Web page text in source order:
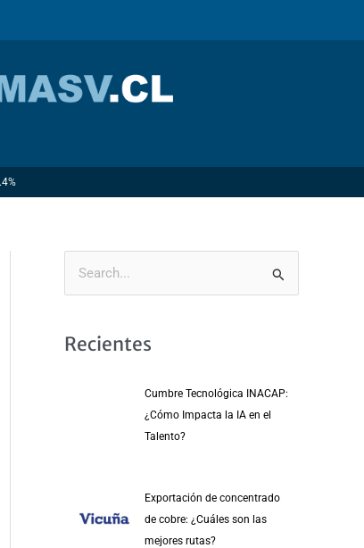
Recientes
Cumbre Tecnológica INACAP:
¿Cómo Impacta la IA en el
Talento?
Exportación de concentrado
de cobre: ¿Cuáles son las
mejores rutas?